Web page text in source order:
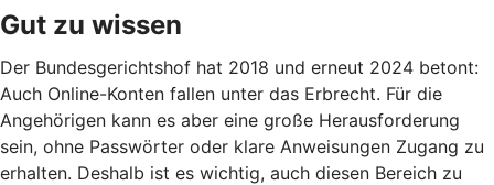
Gut zu wissen
Der Bundesgerichtshof hat 2018 und erneut 2024 betont:
Auch Online-Konten fallen unter das Erbrecht. Für die
Angehörigen kann es aber eine große Herausforderung
sein, ohne Passwörter oder klare Anweisungen Zugang zu
erhalten. Deshalb ist es wichtig, auch diesen Bereich zu